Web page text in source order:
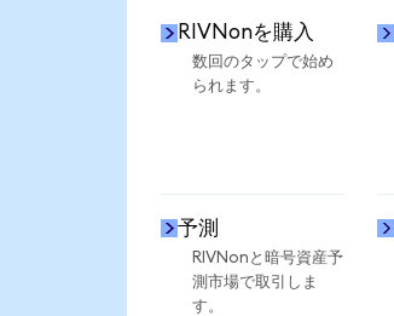
RIVNonを購入
数回のタップで始め
られます。
予測
RIVNonと暗号資産予
測市場で取引しま
す。